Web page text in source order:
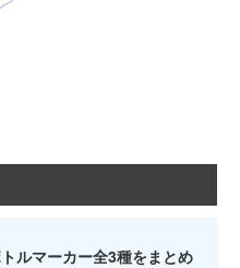
ルマーカー全3種をまとめ